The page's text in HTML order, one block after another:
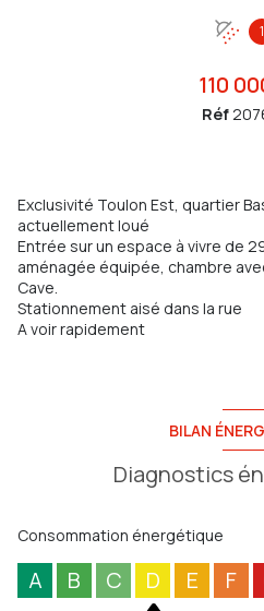
1
110
Réf
Exclusivité Toulon Est, quartier
actuellement loué
Entrée sur un espace à vivre de
aménagée équipée, chambre
Cave.
Stationnement aisé dans la rue
A voir rapidement
BILAN
Diagnostics
Consommation énergétique
A B C D E F